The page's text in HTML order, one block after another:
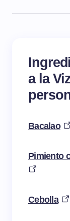
a la
Bacalao
Pimiento
Cebolla